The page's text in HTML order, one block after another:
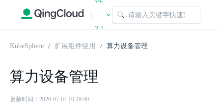
|
2.1
KubeSphere 扩展组件使用 算力设备管理
算力设备管理
更新时间：2026-07-07 10:29:40